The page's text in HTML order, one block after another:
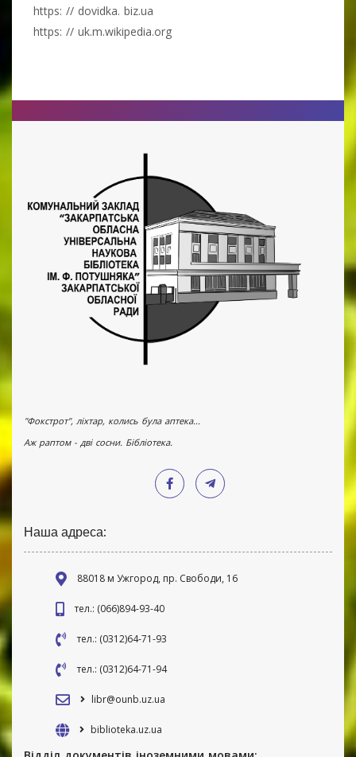
https: // dovidka. biz.ua
https: // uk.m.wikipedia.org
"Фокстрот", ліхтар, колись була аптека...
Аж раптом - дві сосни. Бібліотека.
Наша адреса:
88018 м Ужгород, пр. Свободи, 16
тел.: (066)894-93-40
тел.: (0312)64-71-93
тел.: (0312)64-71-94
libr@ounb.uz.ua
biblioteka.uz.ua